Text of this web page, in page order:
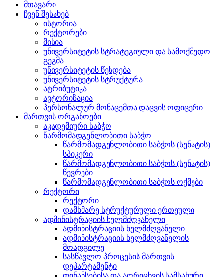
მთავარი
ჩვენ შესახებ
ისტორია
რექტორები
მისია
უნივერსიტეტის სტრატეგიული და სამოქმედო
გეგმა
უნივერსიტეტის წესდება
უნივერსიტეტის სტრუქტურა
ატრიბუტიკა
ავტორიზაცია
პერსონალურ მონაცემთა დაცვის ოფიცერი
მართვის ორგანოები
აკადემიური საბჭო
წარმომადგენლობითი საბჭო
წარმომადგენლობითი საბჭოს (სენატის)
სპიკერი
წარმომადგენლობითი საბჭოს (სენატის)
წევრები
წარმომადგენლობითი საბჭოს ოქმები
რექტორი
რექტორი
დამხმარე სტრუქტურული ერთეული
ადმინისტრაციის ხელმძღვანელი
ადმინისტრაციის ხელმძღვანელი
ადმინისტრაციის ხელმძღვანელის
მოადგილე
სასწავლო პროცესის მართვის
დეპარტამენტი
ფინანსებისა და აღრიცხვის სამსახური